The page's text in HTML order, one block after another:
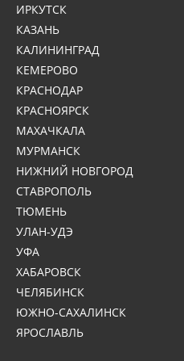
ИРКУТСК
КАЗАНЬ
КАЛИНИНГРАД
КЕМЕРОВО
КРАСНОДАР
КРАСНОЯРСК
МАХАЧКАЛА
МУРМАНСК
НИЖНИЙ НОВГОРОД
СТАВРОПОЛЬ
ТЮМЕНЬ
УЛАН-УДЭ
УФА
ХАБАРОВСК
ЧЕЛЯБИНСК
ЮЖНО-САХАЛИНСК
ЯРОСЛАВЛЬ